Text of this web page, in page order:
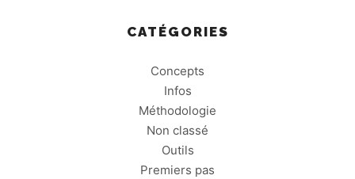
CATÉGORIES
Concepts
Infos
Méthodologie
Non classé
Outils
Premiers pas